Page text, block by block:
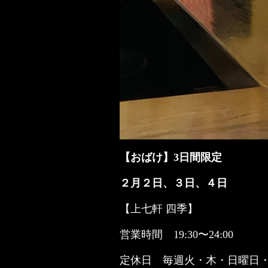
【おばけ】3日間限定
２月２日、３日、４日
【上七軒 四季】
営業時間 19:30〜24:00
定休日 毎週火・木・日曜日